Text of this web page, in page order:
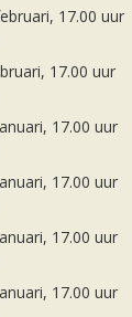
17.00 uur
17.00 uur
17.00 uur
17.00 uur
17.00 uur
17.00 uur